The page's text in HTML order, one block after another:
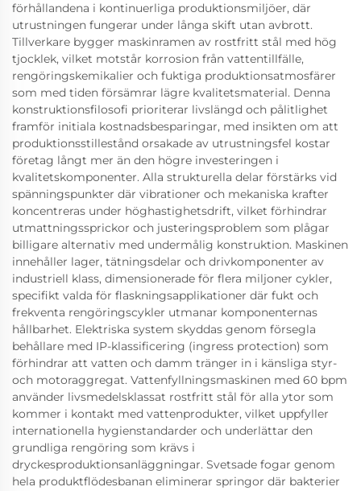
förhållandena i kontinuerliga produktionsmiljöer, där
utrustningen fungerar under långa skift utan avbrott.
Tillverkare bygger maskinramen av rostfritt stål med hög
tjocklek, vilket motstår korrosion från vattentillfälle,
rengöringskemikalier och fuktiga produktionsatmosfärer
som med tiden försämrar lägre kvalitetsmaterial. Denna
konstruktionsfilosofi prioriterar livslängd och pålitlighet
framför initiala kostnadsbesparingar, med insikten om att
produktionsstillestånd orsakade av utrustningsfel kostar
företag långt mer än den högre investeringen i
kvalitetskomponenter. Alla strukturella delar förstärks vid
spänningspunkter där vibrationer och mekaniska krafter
koncentreras under höghastighetsdrift, vilket förhindrar
utmattningssprickor och justeringsproblem som plågar
billigare alternativ med undermålig konstruktion. Maskinen
innehåller lager, tätningsdelar och drivkomponenter av
industriell klass, dimensionerade för flera miljoner cykler,
specifikt valda för flaskningsapplikationer där fukt och
frekventa rengöringscykler utmanar komponenternas
hållbarhet. Elektriska system skyddas genom försegla
behållare med IP-klassificering (ingress protection) som
förhindrar att vatten och damm tränger in i känsliga styr-
och motoraggregat. Vattenfyllningsmaskinen med 60 bpm
använder livsmedelsklassat rostfritt stål för alla ytor som
kommer i kontakt med vattenprodukter, vilket uppfyller
internationella hygienstandarder och underlättar den
grundliga rengöring som krävs i
dryckesproduktionsanläggningar. Svetsade fogar genom
hela produktflödesbanan eliminerar springor där bakterier